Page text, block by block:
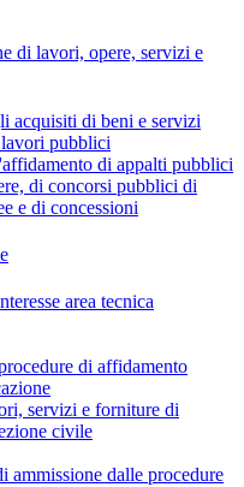
di lavori, opere, servizi e
acquisiti di beni e servizi
pubblici
di appalti pubblici
di concorsi pubblici di
e di concessioni
area tecnica
di affidamento
servizi e forniture di
civile
ammissione dalle procedure